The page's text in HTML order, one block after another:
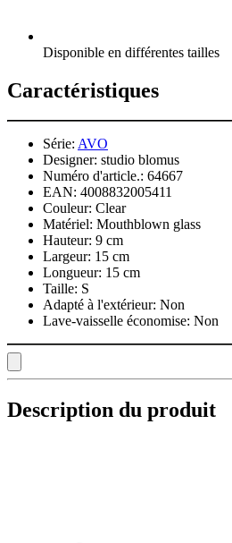
Disponible en différentes tailles
Caractéristiques
Série: AVO
Designer: studio blomus
Numéro d'article.: 64667
EAN: 4008832005411
Couleur: Clear
Matériel: Mouthblown glass
Hauteur: 9 cm
Largeur: 15 cm
Longueur: 15 cm
Taille: S
Adapté à l'extérieur: Non
Lave-vaisselle économise: Non
Description du produit